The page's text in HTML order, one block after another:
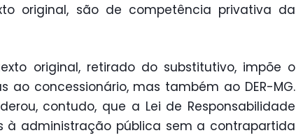
original, são de competência privativa da
original, retirado do substitutivo, impõe o
ao concessionário, mas também ao DER-MG.
contudo, que a Lei de Responsabilidade
à administração pública sem a contrapartida